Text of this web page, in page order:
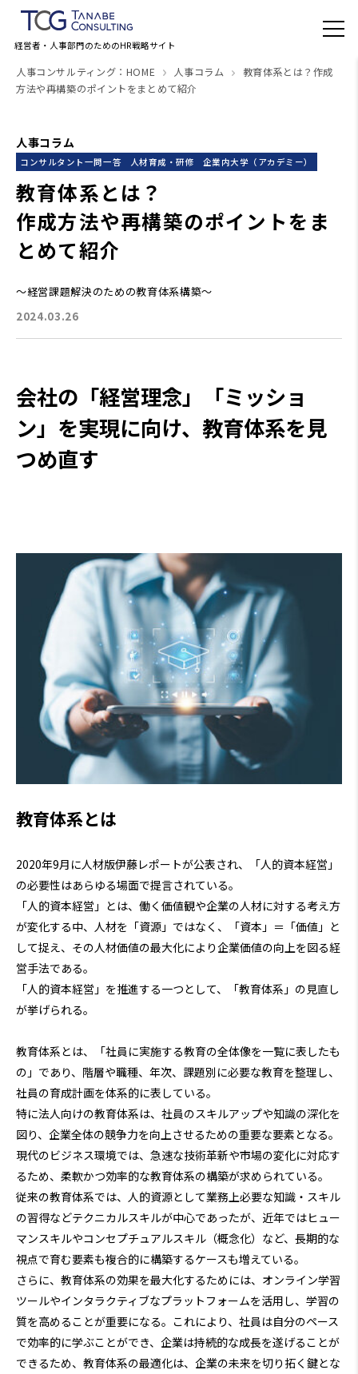
経営者・人事部門のためのHR戦略サイト
人事コンサルティング：HOME 人事コラム
教育体系とは？作成
方法や再構築のポイントをまとめて紹介
人事コラム
コンサルタント一問一答 人材育成・研修 企業内大学（アカデミー）
教育体系とは？
作成方法や再構築のポイントをま
とめて紹介
～経営課題解決のための教育体系構築～
2024.03.26
会社の「経営理念」「ミッショ
ン」を実現に向け、教育体系を見
つめ直す
教育体系とは
2020年9月に人材版伊藤レポートが公表され、「人的資本経営」
の必要性はあらゆる場面で提言されている。
「人的資本経営」とは、働く価値観や企業の人材に対する考え方
が変化する中、人材を「資源」ではなく、「資本」＝「価値」と
して捉え、その人材価値の最大化により企業価値の向上を図る経
営手法である。
「人的資本経営」を推進する一つとして、「教育体系」の見直し
が挙げられる。
教育体系とは、「社員に実施する教育の全体像を一覧に表したも
の」であり、階層や職種、年次、課題別に必要な教育を整理し、
社員の育成計画を体系的に表している。
特に法人向けの教育体系は、社員のスキルアップや知識の深化を
図り、企業全体の競争力を向上させるための重要な要素となる。
現代のビジネス環境では、急速な技術革新や市場の変化に対応す
るため、柔軟かつ効率的な教育体系の構築が求められている。
従来の教育体系では、人的資源として業務上必要な知識・スキル
の習得などテクニカルスキルが中心であったが、近年ではヒュー
マンスキルやコンセプチュアルスキル（概念化）など、長期的な
視点で育む要素も複合的に構築するケースも増えている。
さらに、教育体系の効果を最大化するためには、オンライン学習
ツールやインタラクティブなプラットフォームを活用し、学習の
質を高めることが重要になる。これにより、社員は自分のペース
で効率的に学ぶことができ、企業は持続的な成長を遂げることが
できるため、教育体系の最適化は、企業の未来を切り拓く鍵とな